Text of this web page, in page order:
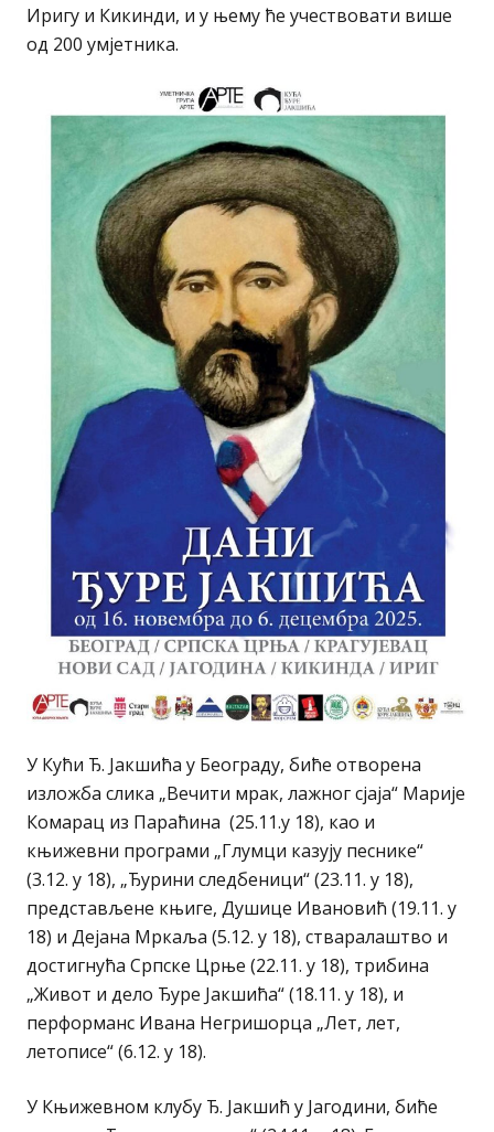
Иригу и Кикинди, и у њему ће учествовати више
од 200 умјетника.
У Кући Ђ. Јакшића у Београду, биће отворена
изложба слика „Вечити мрак, лажног сјаја“ Марије
Комарац из Параћина (25.11.у 18), као и
књижевни програми „Глумци казују песнике“
(3.12. у 18), „Ђурини следбеници“ (23.11. у 18),
представљене књиге, Душице Ивановић (19.11. у
18) и Дејана Мркаља (5.12. у 18), стваралаштво и
достигнућа Српске Црње (22.11. у 18), трибина
„Живот и дело Ђуре Јакшића“ (18.11. у 18), и
перформанс Ивана Негришорца „Лет, лет,
летописе“ (6.12. у 18).
У Књижевном клубу Ђ. Јакшић у Јагодини, биће